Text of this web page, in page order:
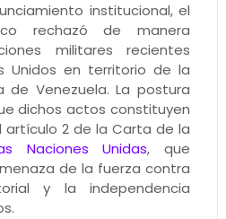
institucional, el
rechazó de manera
militares recientes
Unidos en territorio de la
de Venezuela. La postura
dichos actos constituyen
artículo 2 de la Carta de la
Naciones Unidas, que
de la fuerza contra
y la independencia